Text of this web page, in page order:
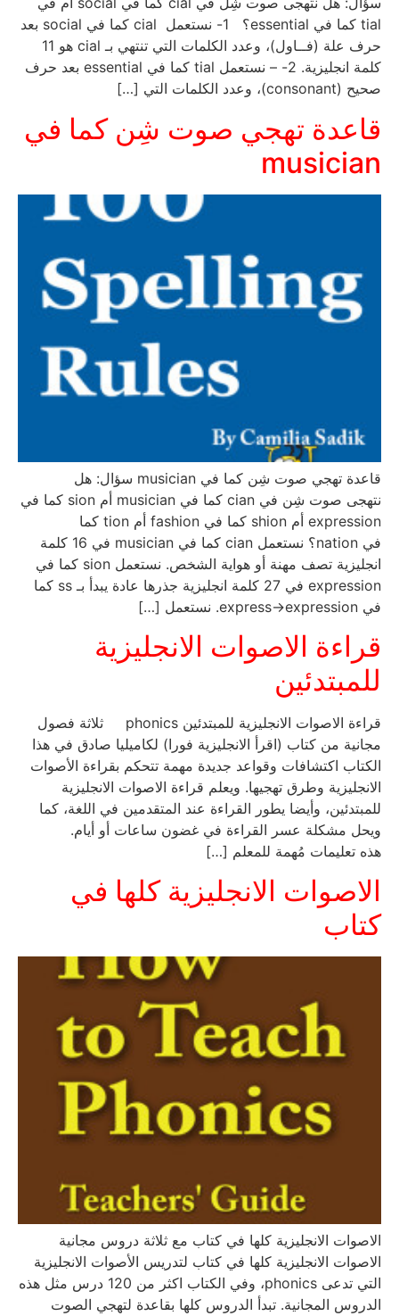
tial كما في essential؟ 1- نستعمل cial كما في social بعد
حرف علة (فــاول)، وعدد الكلمات التي تنتهي بـ cial هو 11
كلمة انجليزية. 2- – نستعمل tial كما في essential بعد حرف
صحيح (consonant)، وعدد الكلمات التي […]
قاعدة تهجي صوت شِن كما في
musician
قاعدة تهجي صوت شِن كما في musician سؤال: هل
نتهجى صوت شِن في cian كما في musician أم sion كما في
expression أم shion كما في fashion أم tion كما
في nation؟ نستعمل cian كما في musician في 16 كلمة
انجليزية تصف مهنة أو هواية الشخص. نستعمل sion كما في
expression في 27 كلمة انجليزية جذرها عادة يبدأ بـ ss كما
في express→expression. نستعمل […]
قراءة الاصوات الانجليزية
للمبتدئين
قراءة الاصوات الانجليزية للمبتدئين phonics ثلاثة فصول
مجانية من كتاب (اقرأ الانجليزية فورا) لكاميليا صادق في هذا
الكتاب اكتشافات وقواعد جديدة مهمة تتحكم بقراءة الأصوات
الانجليزية وطرق تهجيها. ويعلم قراءة الاصوات الانجليزية
للمبتدئين، وأيضا يطور القراءة عند المتقدمين في اللغة، كما
ويحل مشكلة عسر القراءة في غضون ساعات أو أيام.
هذه تعليمات مُهمة للمعلم […]
الاصوات الانجليزية كلها في
كتاب
الاصوات الانجليزية كلها في كتاب مع ثلاثة دروس مجانية
الاصوات الانجليزية كلها في كتاب لتدريس الأصوات الانجليزية
التي تدعى phonics، وفي الكتاب اكثر من 120 درس مثل هذه
الدروس المجانية. تبدأ الدروس كلها بقاعدة لتهجي الصوت